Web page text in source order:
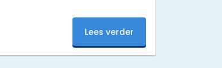
Lees verder